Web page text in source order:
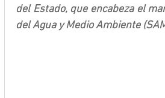
del Estado, que encabeza el
del Agua y Medio Ambiente